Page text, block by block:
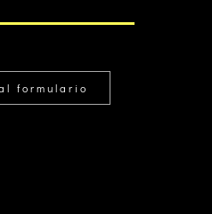
formulario